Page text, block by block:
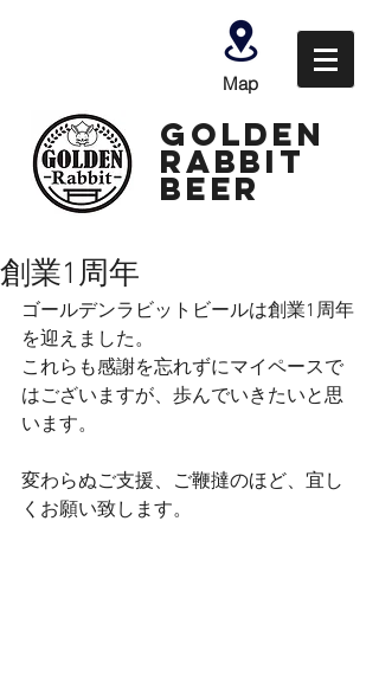
Map
GOLDEN
Rabbit
Beer
創業1周年
ゴールデンラビットビールは創業1周年
を迎えました。
これらも感謝を忘れずにマイペースで
はございますが、歩んでいきたいと思
います。
変わらぬご支援、ご鞭撻のほど、宜し
くお願い致します。